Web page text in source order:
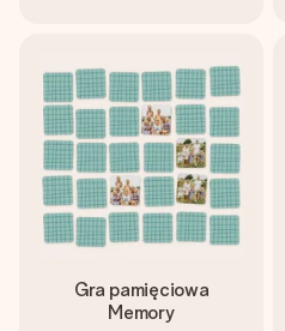
Gra pamięciowa
Memory